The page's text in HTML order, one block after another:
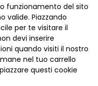
funzionamento del sito
valide. Piazzando
per te visitare il
devi inserire
quando visiti il nostro
nel tuo carrello
questi cookie